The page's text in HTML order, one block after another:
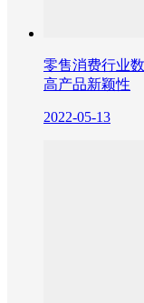
零售消费行业
高产品新颖性
2022-05-13